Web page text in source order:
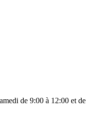
de 9:00 à 12:00 et de